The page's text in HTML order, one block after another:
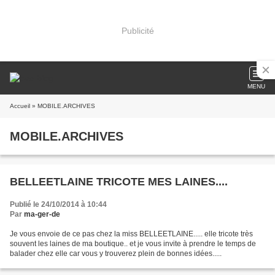
Publicité
MENU
Accueil » MOBILE.ARCHIVES
MOBILE.ARCHIVES
BELLEETLAINE TRICOTE MES LAINES....
Publié le 24/10/2014 à 10:44
Par ma-ger-de
Je vous envoie de ce pas chez la miss BELLEETLAINE..... elle tricote très
souvent les laines de ma boutique.. et je vous invite à prendre le temps de
balader chez elle car vous y trouverez plein de bonnes idées.....